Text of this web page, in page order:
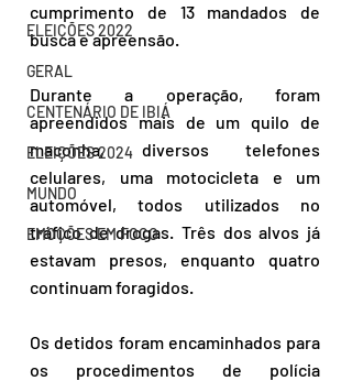
ELEIÇÕES 2022
GERAL
CENTENÁRIO DE IBIÁ
ELEIÇÕES 2024
MUNDO
EMOÇÕES EM FOCO
cumprimento de 13 mandados de
busca e apreensão.
Durante a operação, foram
apreendidos mais de um quilo de
maconha, diversos telefones
celulares, uma motocicleta e um
automóvel, todos utilizados no
tráfico de drogas. Três dos alvos já
estavam presos, enquanto quatro
continuam foragidos.
Os detidos foram encaminhados para
os procedimentos de polícia